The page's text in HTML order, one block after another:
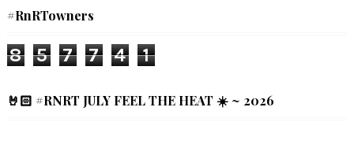
#RnRTowners
8 5 7 7 4 1
🤘🏻 #RNRT JULY FEEL THE HEAT ☀️ ~ 2026